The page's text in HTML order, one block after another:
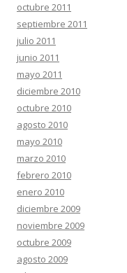
octubre 2011
septiembre 2011
julio 2011
junio 2011
mayo 2011
diciembre 2010
octubre 2010
agosto 2010
mayo 2010
marzo 2010
febrero 2010
enero 2010
diciembre 2009
noviembre 2009
octubre 2009
agosto 2009